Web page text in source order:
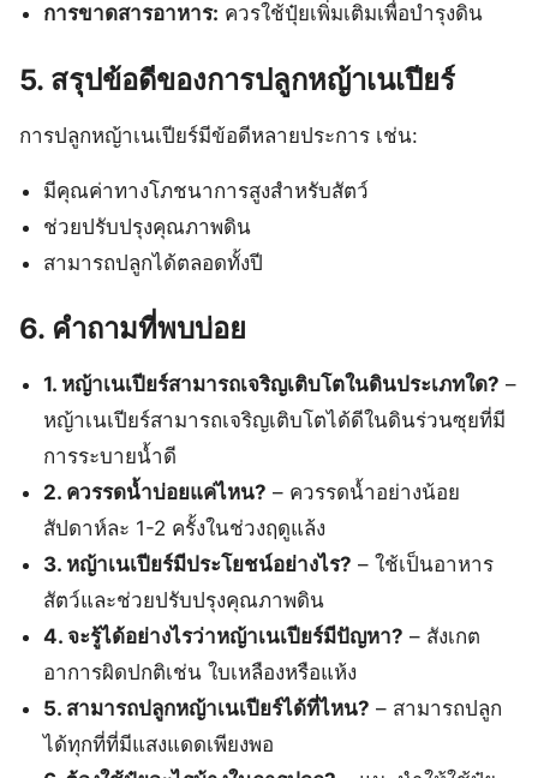
การขาดสารอาหาร: ควรใช้ปุ๋ยเพิ่มเติมเพื่อบำรุงดิน
5. สรุปข้อดีของการปลูกหญ้าเนเปียร์
การปลูกหญ้าเนเปียร์มีข้อดีหลายประการ เช่น:
มีคุณค่าทางโภชนาการสูงสำหรับสัตว์
ช่วยปรับปรุงคุณภาพดิน
สามารถปลูกได้ตลอดทั้งปี
6. คำถามที่พบบ่อย
1. หญ้าเนเปียร์สามารถเจริญเติบโตในดินประเภทใด? –
หญ้าเนเปียร์สามารถเจริญเติบโตได้ดีในดินร่วนซุยที่มี
การระบายน้ำดี
2. ควรรดน้ำบ่อยแค่ไหน? – ควรรดน้ำอย่างน้อย
สัปดาห์ละ 1-2 ครั้งในช่วงฤดูแล้ง
3. หญ้าเนเปียร์มีประโยชน์อย่างไร? – ใช้เป็นอาหาร
สัตว์และช่วยปรับปรุงคุณภาพดิน
4. จะรู้ได้อย่างไรว่าหญ้าเนเปียร์มีปัญหา? – สังเกต
อาการผิดปกติเช่น ใบเหลืองหรือแห้ง
5. สามารถปลูกหญ้าเนเปียร์ได้ที่ไหน? – สามารถปลูก
ได้ทุกที่ที่มีแสงแดดเพียงพอ